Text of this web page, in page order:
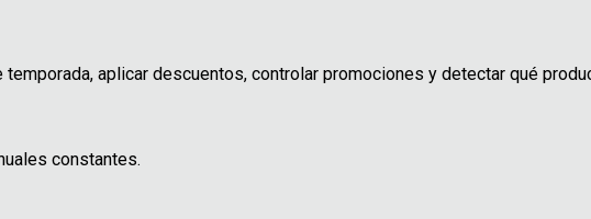
aplicar descuentos, controlar promociones y detectar qué
constantes.